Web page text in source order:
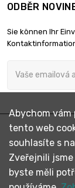
průměr
délka
délka :
průměr
délka
ODBĚR
Sie können Ihr
Abychom vám
tento web
souhlasíte s
Zveřejnili
byste měli